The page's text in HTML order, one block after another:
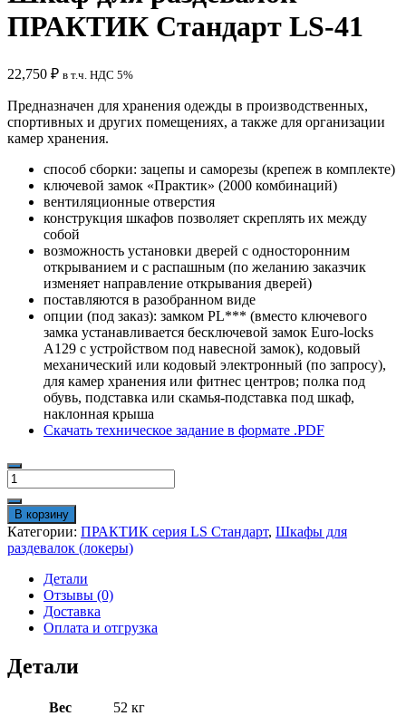
ПРАКТИК Стандарт LS-41
22,750 ₽ в т.ч. НДС 5%
Предназначен для хранения одежды в производственных,
спортивных и других помещениях, а также для организации
камер хранения.
способ сборки: зацепы и саморезы (крепеж в комплекте)
ключевой замок «Практик» (2000 комбинаций)
вентиляционные отверстия
конструкция шкафов позволяет скреплять их между
собой
возможность установки дверей с односторонним
открыванием и с распашным (по желанию заказчик
изменяет направление открывания дверей)
поставляются в разобранном виде
опции (под заказ): замком PL*** (вместо ключевого
замка устанавливается бесключевой замок Euro-locks
A129 с устройством под навесной замок), кодовый
механический или кодовый электронный (по запросу),
для камер хранения или фитнес центров; полка под
обувь, подставка или скамья-подставка под шкаф,
наклонная крыша
Скачать техническое задание в формате .PDF
Количество
товара
Шкаф
для
раздевалок
ПРАКТИК
Стандарт
В корзину
Категории: ПРАКТИК cерия LS Стандарт, Шкафы для
раздевалок (локеры)
Детали
Отзывы (0)
Доставка
Оплата и отгрузка
Детали
Вес
52 кг